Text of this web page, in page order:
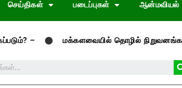
செய்திகள் படைப்புகள் ஆன்மவியல்
மக்களவையில் தொழில் நிறுவனங்கள்